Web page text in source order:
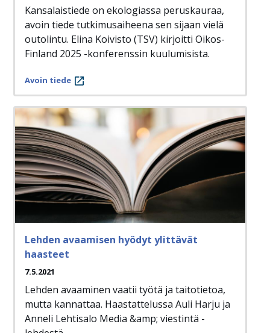
Kansalaistiede on ekologiassa peruskauraa,
avoin tiede tutkimusaiheena sen sijaan vielä
outolintu. Elina Koivisto (TSV) kirjoitti Oikos-
Finland 2025 -konferenssin kuulumisista.
Avoin tiede
Lehden avaamisen hyödyt ylittävät
haasteet
7.5.2021
Lehden avaaminen vaatii työtä ja taitotietoa,
mutta kannattaa. Haastattelussa Auli Harju ja
Anneli Lehtisalo Media &amp; viestintä -